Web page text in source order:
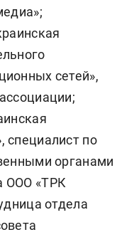
сетей»,
специалист по
органами
ООО «ТРК
отдела